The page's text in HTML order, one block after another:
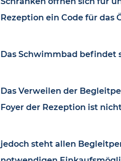
Rezeption ein Code für
Das Schwimmbad befindet
Das Verweilen der
Foyer der Rezeption ist
jedoch steht allen